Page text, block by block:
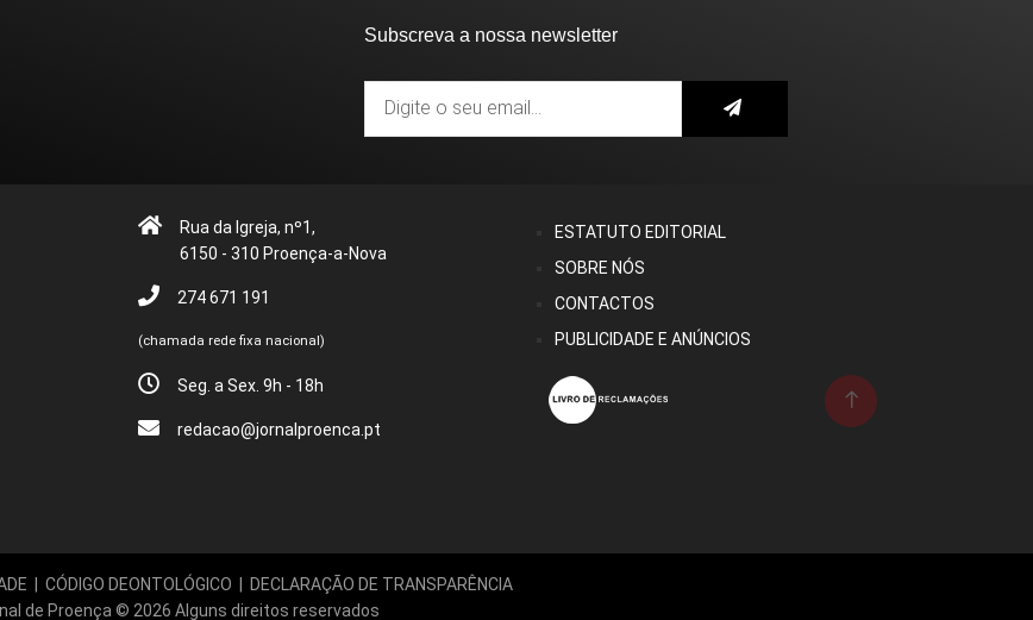
Subscreva a nossa newsletter
Rua da Igreja, nº1,
6150 - 310 Proença-a-Nova
274 671 191
(chamada rede fixa nacional)
Seg. a Sex. 9h - 18h
redacao@jornalproenca.pt
ESTATUTO EDITORIAL
SOBRE NÓS
CONTACTOS
PUBLICIDADE E ANÚNCIOS
CÓDIGO DEONTOLÓGICO
DECLARAÇÃO DE TRANSPARÊNCIA
de Proença © 2026 Alguns direitos reservados